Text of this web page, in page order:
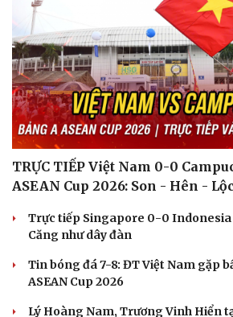
Du lịch
Săn Tour
check-in
Podcast
Đọc
Hạt
TRỰC TIẾP Việt Nam 0-0
ASEAN Cup 2026: Son - Hên -
Trực tiếp Singapore 0-0 Indonesia
Căng như dây đàn
Tin bóng đá 7-8: ĐT Việt Nam gặp
ASEAN Cup 2026
Lý Hoàng Nam, Trương Vinh Hiển